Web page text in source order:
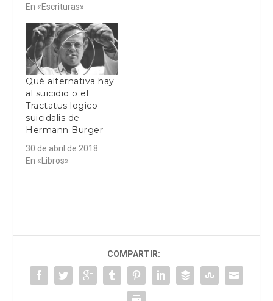
En «Escrituras»
Qué alternativa hay
al suicidio o el
Tractatus logico-
suicidalis de
Hermann Burger
30 de abril de 2018
En «Libros»
COMPARTIR: